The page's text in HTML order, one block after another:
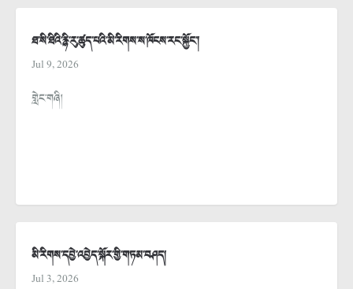
ཐ་སི་ཐིའི་རྙི་རུ་ཚུད་པའི་མི་རིགས་ས་ཁོངས་རང་སྐྱོང་།
Jul 9, 2026
གླེང་གཞི།
མི་རིགས་དབྱེ་འབྱེད་སྐོར་གྱི་གཏམ་བཤད།
Jul 3, 2026